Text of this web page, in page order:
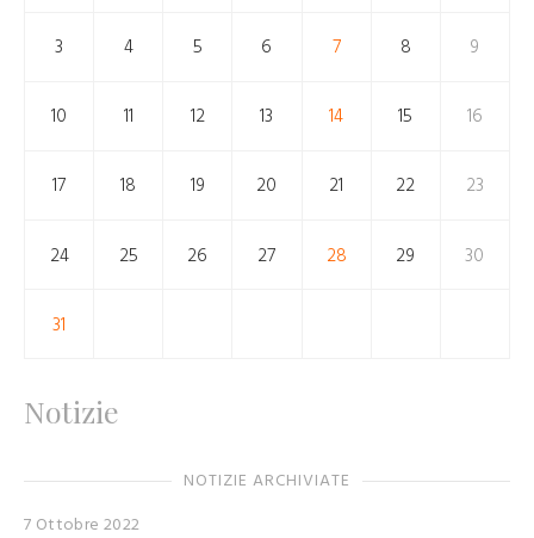
3 4 5 6 7 8 9
10 11 12 13 14 15 16
17 18 19 20 21 22 23
24 25 26 27 28 29 30
31
Notizie
NOTIZIE ARCHIVIATE
7 Ottobre 2022